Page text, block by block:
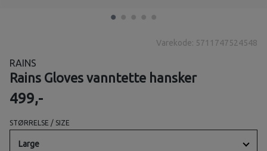
Varekode: 5711747524548
RAINS
Rains Gloves vanntette hansker
499,-
STØRRELSE / SIZE
Large